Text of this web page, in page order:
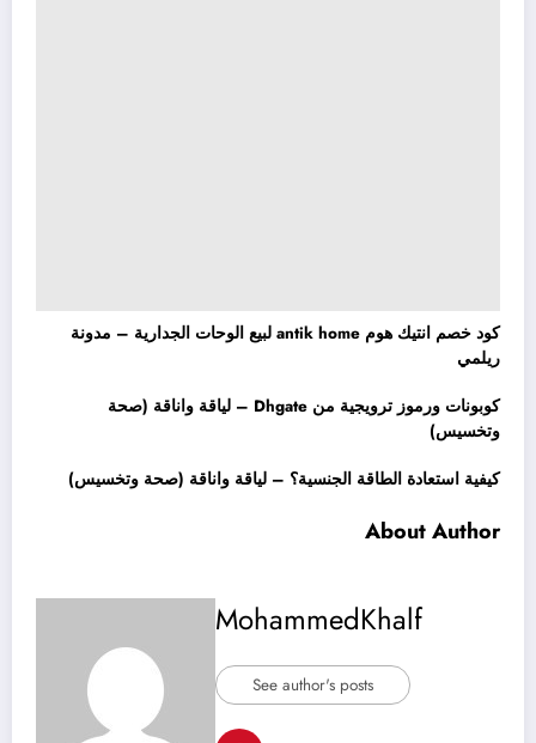
كود خصم انتيك هوم antik home لبيع الوحات الجدارية – مدونة
ريلمي
كوبونات ورموز ترويجية من Dhgate – لياقة واناقة (صحة
وتخسيس)
كيفية استعادة الطاقة الجنسية؟ – لياقة واناقة (صحة وتخسيس)
About Author
MohammedKhalf
See author's posts